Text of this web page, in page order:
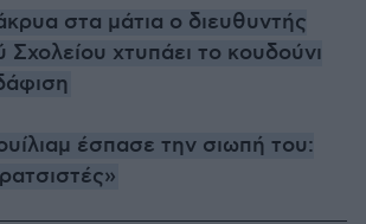
στα μάτια ο διευθυντής
Σχολείου χτυπάει το κουδούνι
έσπασε την σιωπή του: